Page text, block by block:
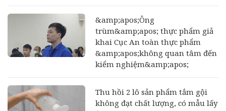
&amp;apos;Ông
trùm&amp;apos; thực phẩm giả
khai Cục An toàn thực phẩm
&amp;apos;không quan tâm đến
kiểm nghiệm&amp;apos;
Thu hồi 2 lô sản phẩm tắm gội
không đạt chất lượng, có mẫu lấy